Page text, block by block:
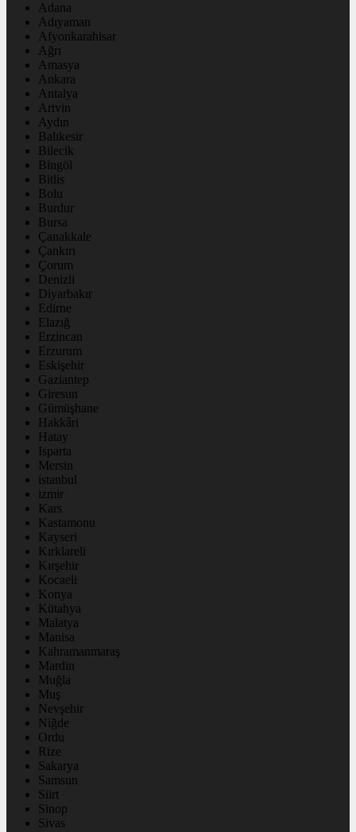
Adana
Adıyaman
Afyonkarahisar
Ağrı
Amasya
Ankara
Antalya
Artvin
Aydın
Balıkesir
Bilecik
Bingöl
Bitlis
Bolu
Burdur
Bursa
Çanakkale
Çankırı
Çorum
Denizli
Diyarbakır
Edirne
Elazığ
Erzincan
Erzurum
Eskişehir
Gaziantep
Giresun
Gümüşhane
Hakkâri
Hatay
Isparta
Mersin
istanbul
izmir
Kars
Kastamonu
Kayseri
Kırklareli
Kırşehir
Kocaeli
Konya
Kütahya
Malatya
Manisa
Kahramanmaraş
Mardin
Muğla
Muş
Nevşehir
Niğde
Ordu
Rize
Sakarya
Samsun
Siirt
Sinop
Sivas